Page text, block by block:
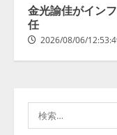
金光諭佳がイン
任
2026/08/06/
索: